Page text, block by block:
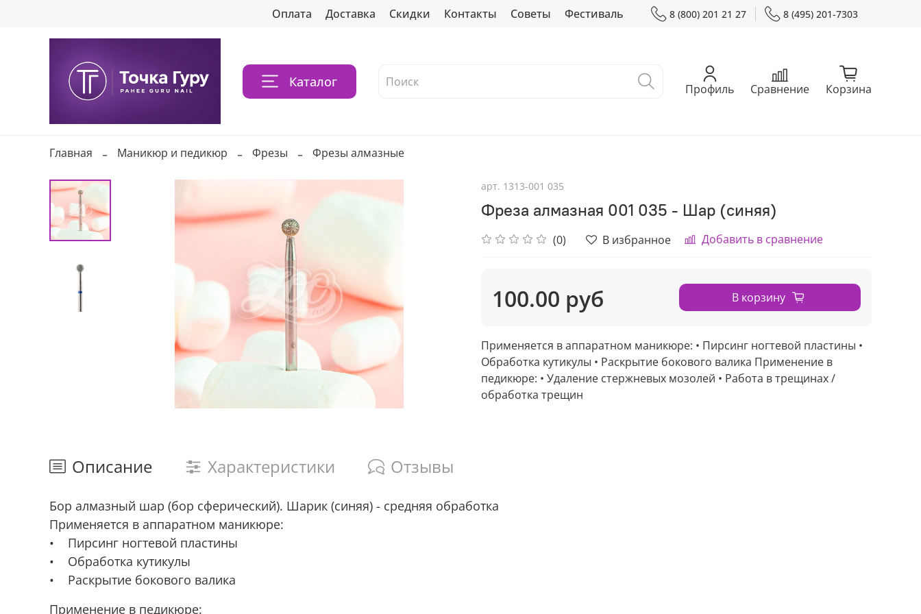
Оплата Доставка Скидки Контакты Советы Фестиваль 8 (800) 201 21 27 8 (495) 201-7303
Каталог Профиль Сравнение Корзина
Главная Маникюр и педикюр Фрезы Фрезы алмазные
арт. 1313-001 035
Фреза алмазная 001 035 - Шар (синяя)
(0) В избранное Добавить в сравнение
100.00 руб В корзину
Применяется в аппаратном маникюре: • Пирсинг ногтевой пластины •
Обработка кутикулы • Раскрытие бокового валика Применение в
педикюре: • Удаление стержневых мозолей • Работа в трещинах /
обработка трещин
Описание Характеристики Отзывы
Бор алмазный шар (бор сферический). Шарик (синяя) - средняя обработка
Применяется в аппаратном маникюре:
• Пирсинг ногтевой пластины
• Обработка кутикулы
• Раскрытие бокового валика
Применение в педикюре: